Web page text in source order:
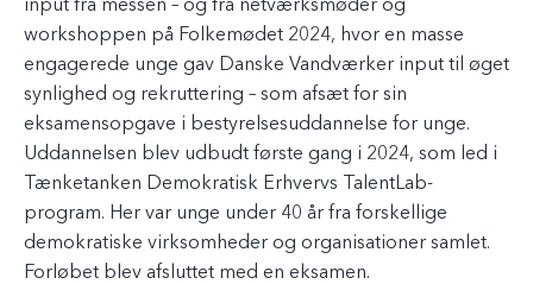
input fra messen – og fra netværksmøder og
workshoppen på Folkemødet 2024, hvor en masse
engagerede unge gav Danske Vandværker input til øget
synlighed og rekruttering – som afsæt for sin
eksamensopgave i bestyrelsesuddannelse for unge.
Uddannelsen blev udbudt første gang i 2024, som led i
Tænketanken Demokratisk Erhvervs TalentLab-
program. Her var unge under 40 år fra forskellige
demokratiske virksomheder og organisationer samlet.
Forløbet blev afsluttet med en eksamen.